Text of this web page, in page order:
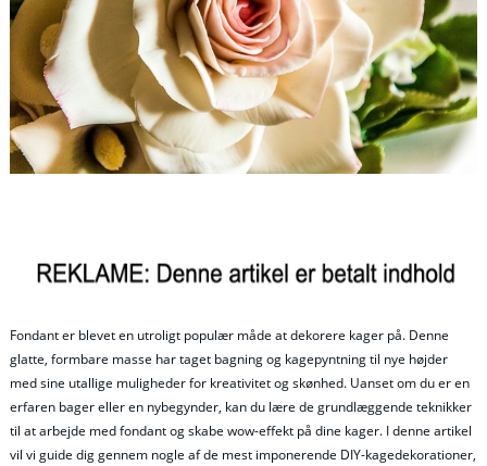
Fondant er blevet en utroligt populær måde at dekorere kager på. Denne
glatte, formbare masse har taget bagning og kagepyntning til nye højder
med sine utallige muligheder for kreativitet og skønhed. Uanset om du er en
erfaren bager eller en nybegynder, kan du lære de grundlæggende teknikker
til at arbejde med fondant og skabe wow-effekt på dine kager. I denne artikel
vil vi guide dig gennem nogle af de mest imponerende DIY-kagedekorationer,